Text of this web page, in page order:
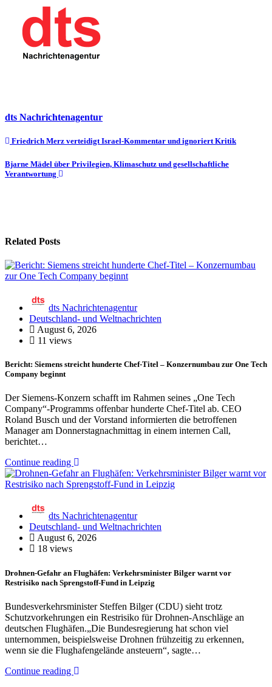
dts Nachrichtenagentur
Beitragsnavigation
Friedrich Merz verteidigt Israel-Kommentar und ignoriert Kritik
Bjarne Mädel über Privilegien, Klimaschutz und gesellschaftliche
Verantwortung
Related Posts
dts Nachrichtenagentur
Deutschland- und Weltnachrichten
August 6, 2026
11 views
Bericht: Siemens streicht hunderte Chef-Titel – Konzernumbau zur One Tech
Company beginnt
Der Siemens-Konzern schafft im Rahmen seines „One Tech
Company“-Programms offenbar hunderte Chef-Titel ab. CEO
Roland Busch und der Vorstand informierten die betroffenen
Manager am Donnerstagnachmittag in einem internen Call,
berichtet…
Continue reading
dts Nachrichtenagentur
Deutschland- und Weltnachrichten
August 6, 2026
18 views
Drohnen-Gefahr an Flughäfen: Verkehrsminister Bilger warnt vor
Restrisiko nach Sprengstoff-Fund in Leipzig
Bundesverkehrsminister Steffen Bilger (CDU) sieht trotz
Schutzvorkehrungen ein Restrisiko für Drohnen-Anschläge an
deutschen Flughäfen.„Die Bundesregierung hat schon viel
unternommen, beispielsweise Drohnen frühzeitig zu erkennen,
wenn sie die Flughafengelände ansteuern“, sagte…
Continue reading